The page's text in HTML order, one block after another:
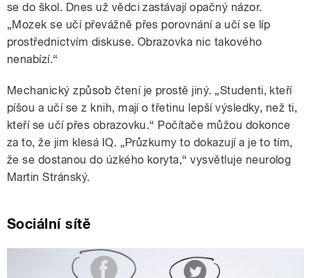
se do škol. Dnes už vědci zastávají opačný názor.
„Mozek se učí převážně přes porovnání a učí se líp
prostřednictvím diskuse. Obrazovka nic takového
nenabízí.“
Mechanický způsob čtení je prostě jiný. „Studenti, kteří
píšou a učí se z knih, mají o třetinu lepší výsledky, než ti,
kteří se učí přes obrazovku.“ Počítače můžou dokonce
za to, že jim klesá IQ. „Průzkumy to dokazují a je to tím,
že se dostanou do úzkého koryta,“ vysvětluje neurolog
Martin Stránský.
Sociální sítě